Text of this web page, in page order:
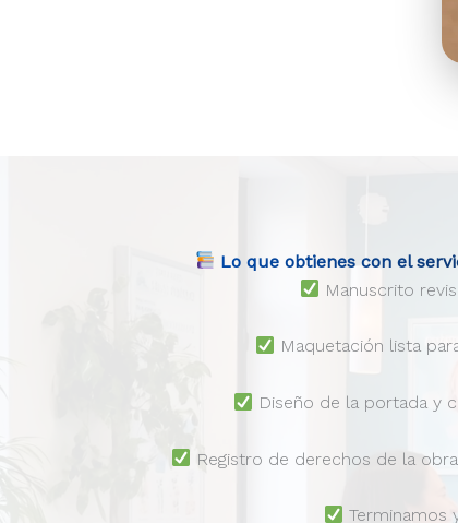
Lo que obtienes con el
Manuscrito
Maquetación lista
Diseño de la portada y
Registro de derechos de la
Terminamos